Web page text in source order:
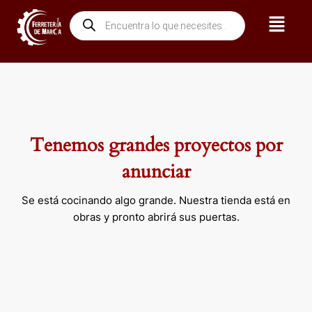
contenido
Búsqueda
de
productos
Menú
Tenemos grandes proyectos por
anunciar
Se está cocinando algo grande. Nuestra tienda está en
obras y pronto abrirá sus puertas.